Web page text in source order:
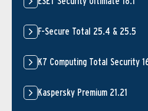
F-Secure Total 25.4 & 25.5
K7 Computing Total Security
Kaspersky Premium 21.21